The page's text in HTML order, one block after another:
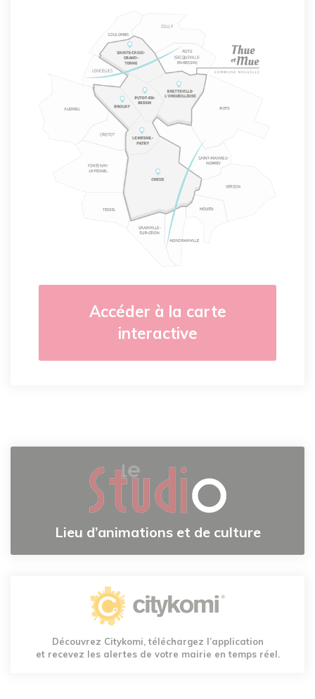
Accéder à la carte
interactive
Lieu d’animations et de culture
Découvrez Citykomi, téléchargez l’application
et recevez les alertes de votre mairie en temps réel.